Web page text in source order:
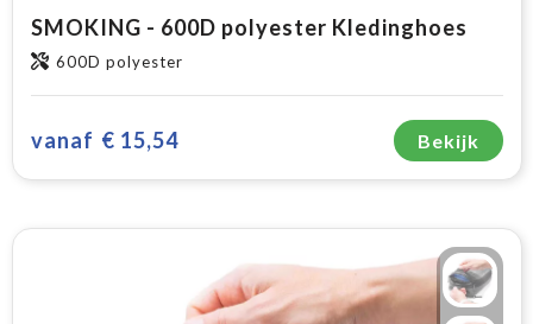
SMOKING - 600D polyester Kledinghoes
600D polyester
vanaf € 15,54 Bekijk